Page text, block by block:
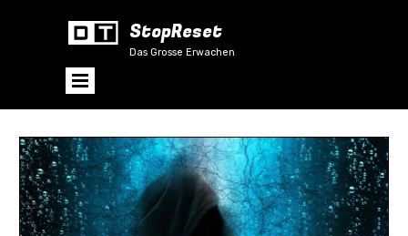
Das Grosse Erwachen
StopReset